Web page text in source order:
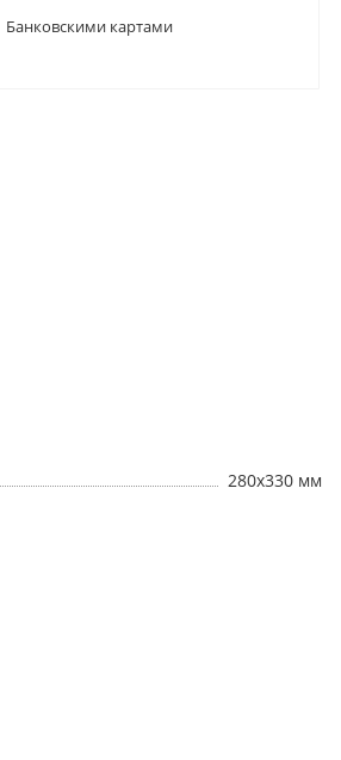
Банковскими картами
280х330 мм